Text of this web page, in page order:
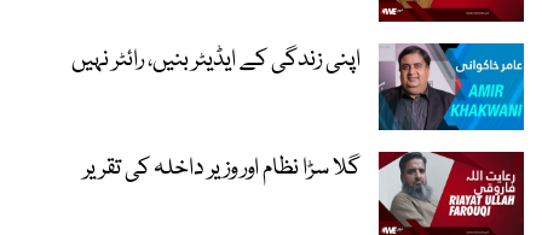
اپنی زندگی کے ایڈیٹر بنیں، رائٹر نہیں
گلا سڑا نظام اور وزیر داخلہ کی تقریر